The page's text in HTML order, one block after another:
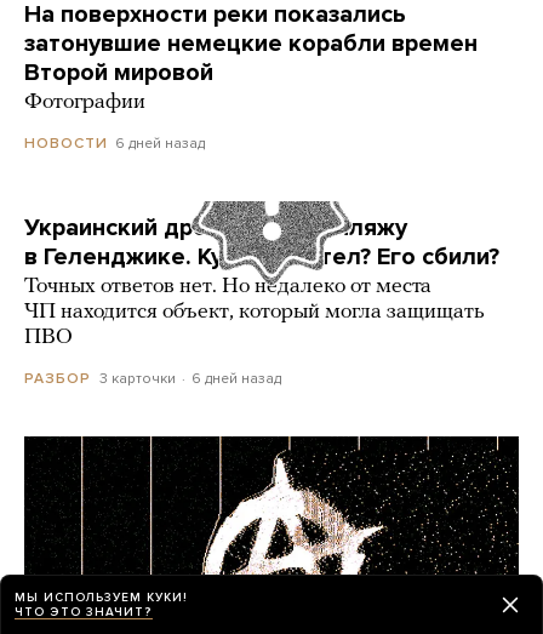
На поверхности реки показались
затонувшие немецкие корабли времен
Второй мировой
Фотографии
НОВОСТИ 6 дней назад
Украинский дрон попал по пляжу
в Геленджике. Куда он летел? Его сбили?
Точных ответов нет. Но недалеко от места
ЧП находится объект, который могла защищать
ПВО
РАЗБОР 3 карточки 6 дней назад
МЫ ИСПОЛЬЗУЕМ КУКИ!
ЧТО ЭТО ЗНАЧИТ?